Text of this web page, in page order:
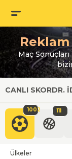
Maç
CANLI SKORDR.
1002 111
Ülkeler